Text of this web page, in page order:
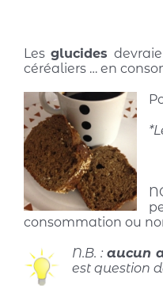
Lesglucides
céréaliers … en
consommation ou
N.B. : aucun
est question